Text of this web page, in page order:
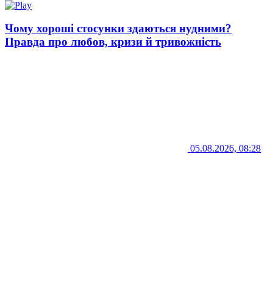
Чому хороші стосунки здаються нудними?
Правда про любов, кризи й тривожність
05.08.2026, 08:28